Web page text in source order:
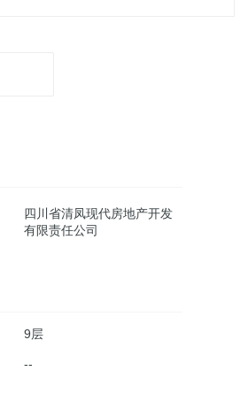
四川省清凤现代房地产开发
有限责任公司
9层
--